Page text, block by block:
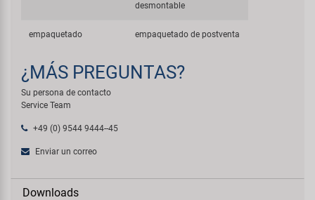
desmontable
empaquetado empaquetado de postventa
¿MÁS PREGUNTAS?
Su persona de contacto
Service Team
+49 (0) 9544 9444--45
Enviar un correo
Downloads